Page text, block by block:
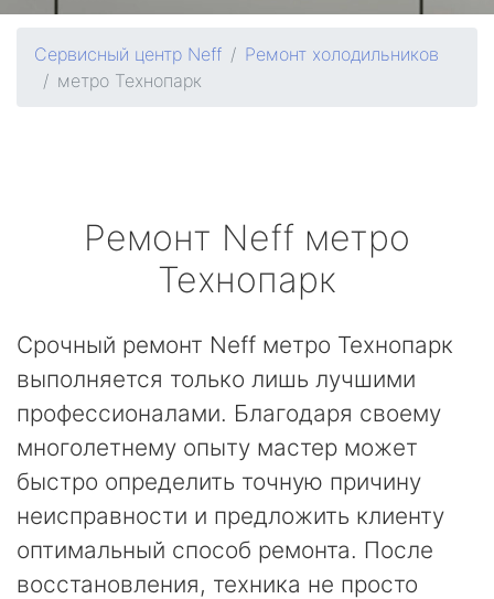
Сервисный центр Neff
Ремонт холодильников
метро Технопарк
Ремонт Neff метро
Технопарк
Срочный ремонт Neff метро Технопарк
выполняется только лишь лучшими
профессионалами. Благодаря своему
многолетнему опыту мастер может
быстро определить точную причину
неисправности и предложить клиенту
оптимальный способ ремонта. После
восстановления, техника не просто